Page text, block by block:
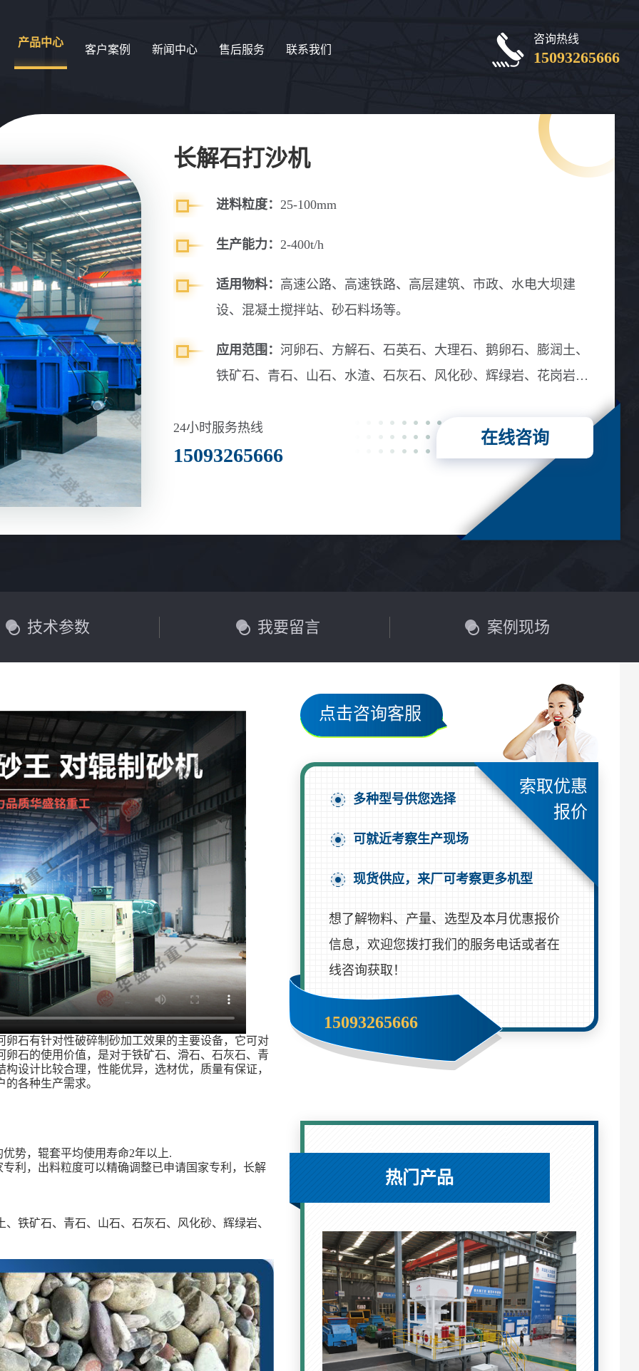
产品中心
客户案例 新闻中心 售后服务 联系我们
咨询热线
15093265666
长解石打沙机
进料粒度： 25-100mm
生产能力： 2-400t/h
适用物料： 高速公路、高速铁路、高层建筑、市政、水电大坝建
设、混凝土搅拌站、砂石料场等。
应用范围： 河卵石、方解石、石英石、大理石、鹅卵石、膨润土、
铁矿石、青石、山石、水渣、石灰石、风化砂、辉绿岩、花岗岩、
24小时服务热线
15093265666
在线咨询
技术参数 我要留言 案例现场
石有针对性破碎制砂加工效果的主要设备，它可对
石的使用价值，是对于铁矿石、滑石、石灰石、青
设计比较合理，性能优异，选材优，质量有保证，
各种生产需求。
势，辊套平均使用寿命2年以上.
利，出料粒度可以精确调整已申请国家专利，长解
铁矿石、青石、山石、石灰石、风化砂、辉绿岩、
多种型号供您选择
可就近考察生产现场
现货供应，来厂可考察更多机型
想了解物料、产量、选型及本月优惠报价
信息，欢迎您拨打我们的服务电话或者在
线咨询获取！
点击咨询客服
索取优惠
报价
15093265666
热门产品